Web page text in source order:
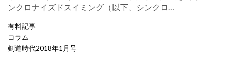
ンクロナイズドスイミング（以下、シンクロ…
有料記事
コラム
剣道時代2018年1月号